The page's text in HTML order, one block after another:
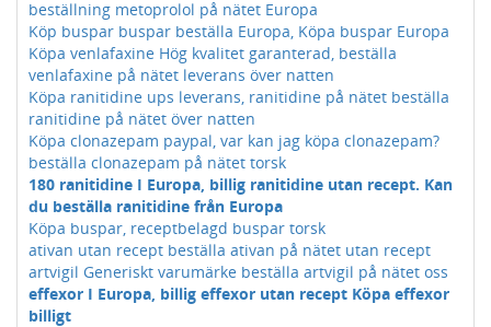
beställning metoprolol på nätet Europa
Köp buspar buspar beställa Europa, Köpa buspar Europa
Köpa venlafaxine Hög kvalitet garanterad, beställa
venlafaxine på nätet leverans över natten
Köpa ranitidine ups leverans, ranitidine på nätet beställa
ranitidine på nätet över natten
Köpa clonazepam paypal, var kan jag köpa clonazepam?
beställa clonazepam på nätet torsk
180 ranitidine I Europa, billig ranitidine utan recept. Kan
du beställa ranitidine från Europa
Köpa buspar, receptbelagd buspar torsk
ativan utan recept beställa ativan på nätet utan recept
artvigil Generiskt varumärke beställa artvigil på nätet oss
effexor I Europa, billig effexor utan recept Köpa effexor
billigt